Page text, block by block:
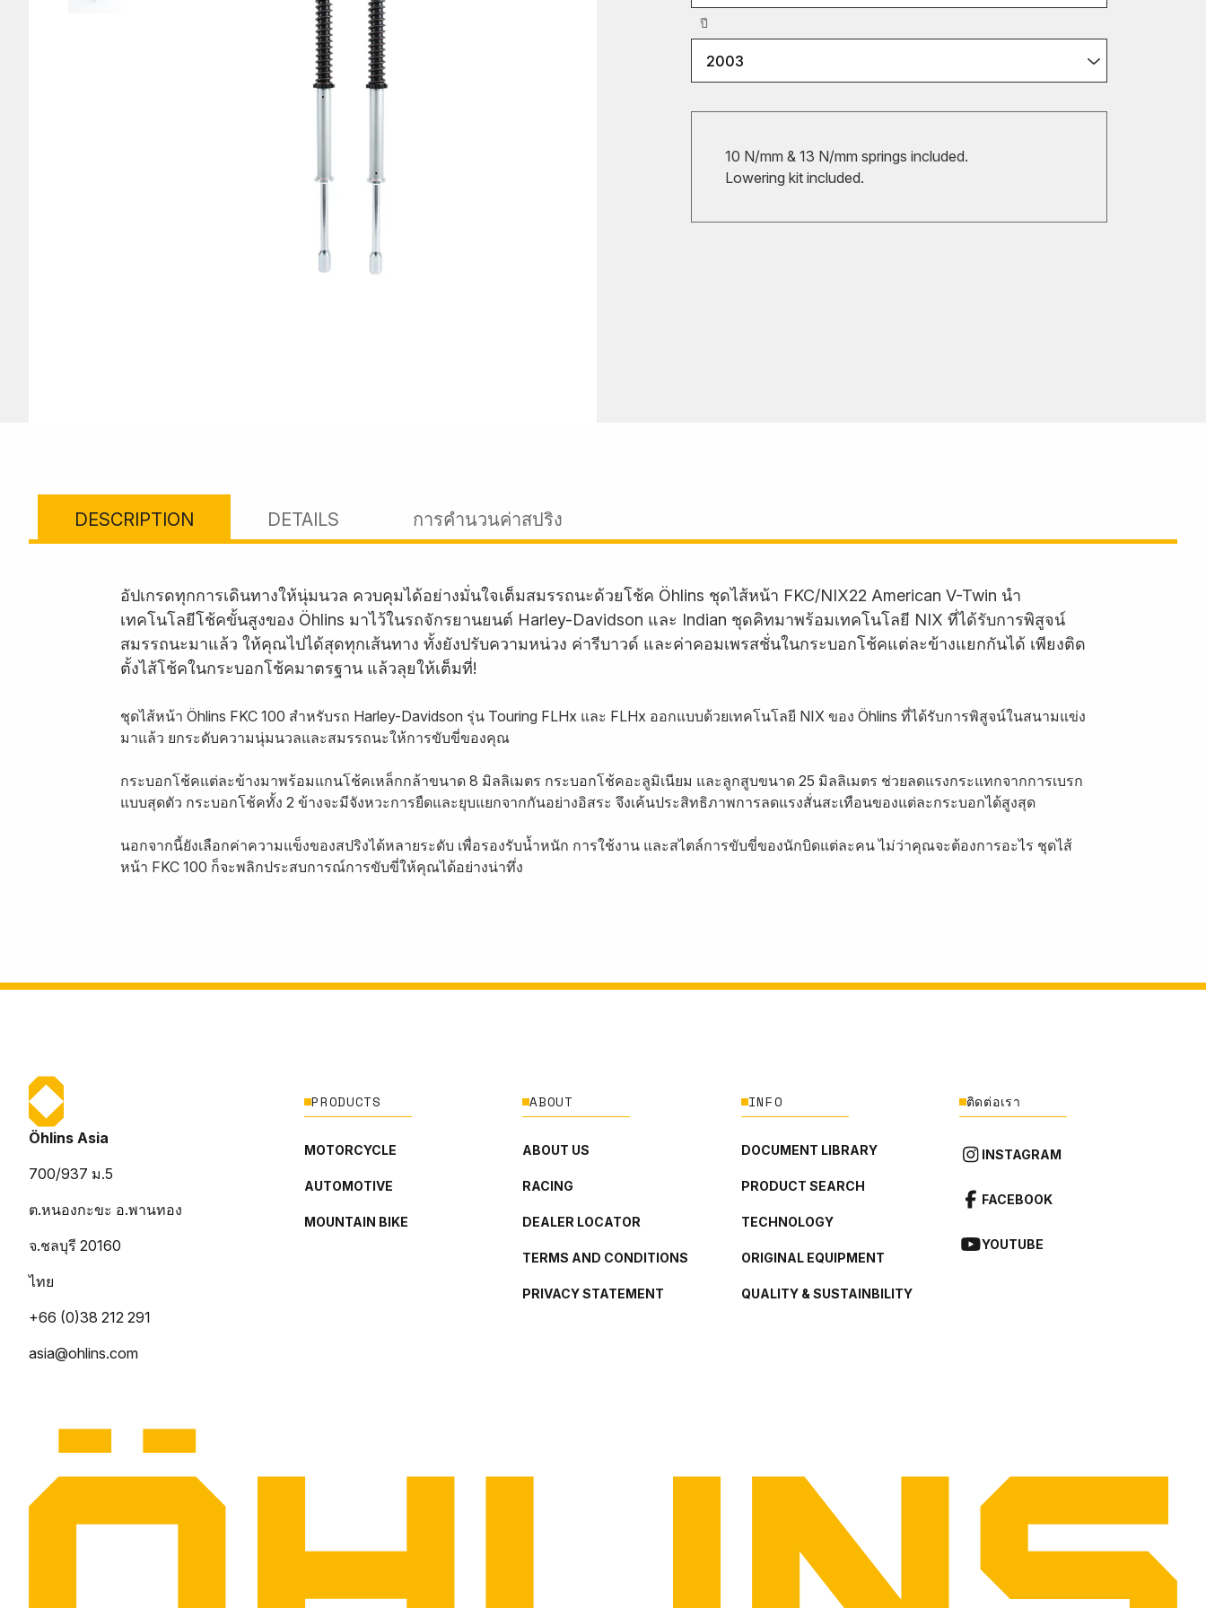
ปี
2003
10 N/mm & 13 N/mm springs included.
Lowering kit included.
DESCRIPTION DETAILS การคำนวนค่าสปริง
อัปเกรดทุกการเดินทางให้นุ่มนวล ควบคุมได้อย่างมั่นใจเต็มสมรรถนะด้วยโช้ค Öhlins ชุดไส้หน้า FKC/NIX22 American V-Twin นำ
เทคโนโลยีโช้คขั้นสูงของ Öhlins มาไว้ในรถจักรยานยนต์ Harley-Davidson และ Indian ชุดคิทมาพร้อมเทคโนโลยี NIX ที่ได้รับการพิสูจน์
สมรรถนะมาแล้ว ให้คุณไปได้สุดทุกเส้นทาง ทั้งยังปรับความหน่วง ค่ารีบาวด์ และค่าคอมเพรสชั่นในกระบอกโช้คแต่ละข้างแยกกันได้ เพียงติด
ตั้งไส้โช้คในกระบอกโช้คมาตรฐาน แล้วลุยให้เต็มที่!
ชุดไส้หน้า Öhlins FKC 100 สำหรับรถ Harley-Davidson รุ่น Touring FLHx และ FLHx ออกแบบด้วยเทคโนโลยี NIX ของ Öhlins ที่ได้รับการพิสูจน์ในสนามแข่ง
มาแล้ว ยกระดับความนุ่มนวลและสมรรถนะให้การขับขี่ของคุณ
กระบอกโช้คแต่ละข้างมาพร้อมแกนโช้คเหล็กกล้าขนาด 8 มิลลิเมตร กระบอกโช้คอะลูมิเนียม และลูกสูบขนาด 25 มิลลิเมตร ช่วยลดแรงกระแทกจากการเบรก
แบบสุดตัว กระบอกโช้คทั้ง 2 ข้างจะมีจังหวะการยืดและยุบแยกจากกันอย่างอิสระ จึงเค้นประสิทธิภาพการลดแรงสั่นสะเทือนของแต่ละกระบอกได้สูงสุด
นอกจากนี้ยังเลือกค่าความแข็งของสปริงได้หลายระดับ เพื่อรองรับน้ำหนัก การใช้งาน และสไตล์การขับขี่ของนักบิดแต่ละคน ไม่ว่าคุณจะต้องการอะไร ชุดไส้
หน้า FKC 100 ก็จะพลิกประสบการณ์การขับขี่ให้คุณได้อย่างน่าทึ่ง
Öhlins Asia
700/937 ม.5
ต.หนองกะขะ อ.พานทอง
จ.ชลบุรี 20160
ไทย
+66 (0)38 212 291
asia@ohlins.com
PRODUCTS
MOTORCYCLE
AUTOMOTIVE
MOUNTAIN BIKE
ABOUT
ABOUT US
RACING
DEALER LOCATOR
TERMS AND CONDITIONS
PRIVACY STATEMENT
INFO
DOCUMENT LIBRARY
PRODUCT SEARCH
TECHNOLOGY
ORIGINAL EQUIPMENT
QUALITY & SUSTAINBILITY
ติดต่อเรา
INSTAGRAM
FACEBOOK
YOUTUBE